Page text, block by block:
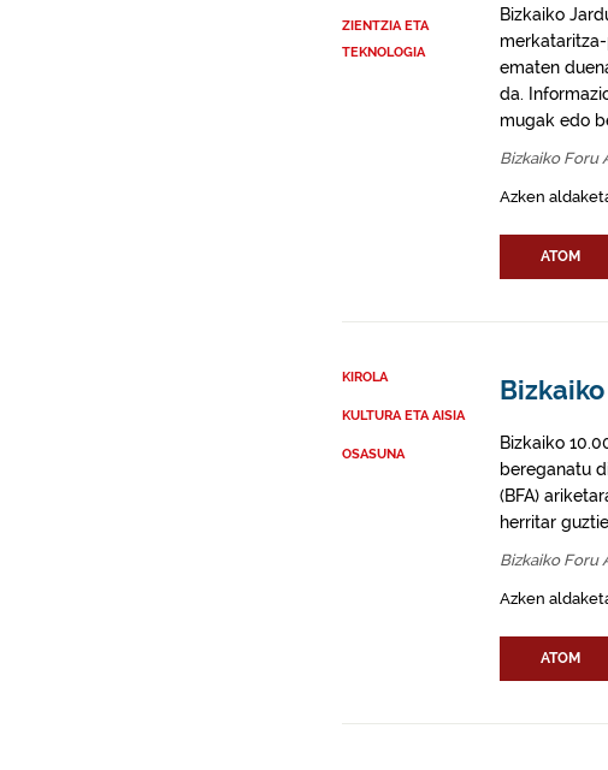
ZIENTZIA ETA
TEKNOLOGIA
Bizkaiko
ematen
da.
mugak edo
Bizkaiko Foru
Azken
ATOM
KIROLA
KULTURA ETA AISIA
OSASUNA
Bizkaiko
bereganatu
(BFA)
herritar
Bizkaiko Foru
Azken
ATOM